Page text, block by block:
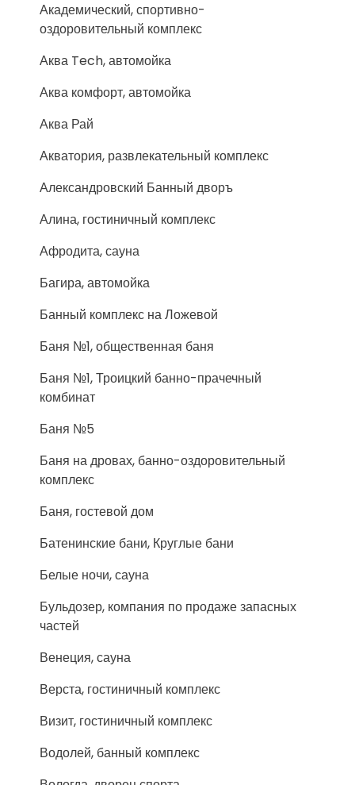
Академический, спортивно-
оздоровительный комплекс
Аква Tech, автомойка
Аква комфорт, автомойка
Аква Рай
Акватория, развлекательный комплекс
Александровский Банный дворъ
Алина, гостиничный комплекс
Афродита, сауна
Багира, автомойка
Банный комплекс на Ложевой
Баня №1, общественная баня
Баня №1, Троицкий банно-прачечный
комбинат
Баня №5
Баня на дровах, банно-оздоровительный
комплекс
Баня, гостевой дом
Батенинские бани, Круглые бани
Белые ночи, сауна
Бульдозер, компания по продаже запасных
частей
Венеция, сауна
Верста, гостиничный комплекс
Визит, гостиничный комплекс
Водолей, банный комплекс